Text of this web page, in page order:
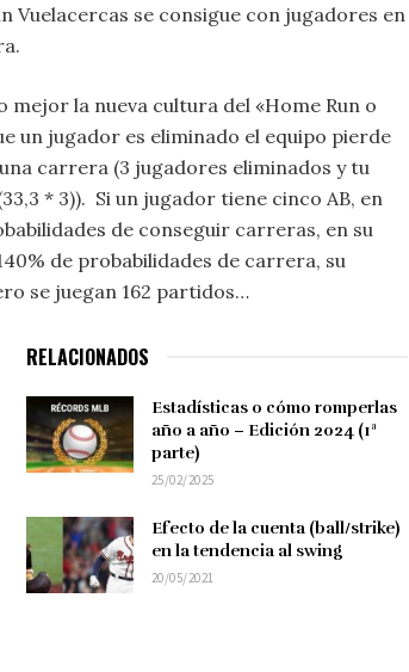
Vuelacercas se consigue con jugadores en
la nueva cultura del «Home Run o
un jugador es eliminado el equipo pierde
carrera (3 jugadores eliminados y tu
* 3)). Si un jugador tiene cinco AB, en
de conseguir carreras, en su
de probabilidades de carrera, su
se juegan 162 partidos…
RELACIONADOS
Estadísticas o cómo romperlas
año a año – Edición 2024 (1ª
parte)
25/02/2025
Efecto de la cuenta (ball/strike)
en la tendencia al swing
20/05/2021